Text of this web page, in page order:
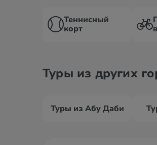
Теннисный
корт
Туры из других
Туры из Абу Даби